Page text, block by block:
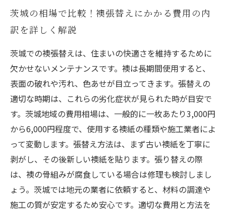
茨城の相場で比較！襖張替えにかかる費用の内
訳を詳しく解説
茨城での襖張替えは、住まいの快適さを維持するために
欠かせないメンテナンスです。襖は長期間使用すると、
表面の破れや汚れ、色あせが目立ってきます。張替えの
適切な時期は、これらの劣化症状が見られた時が目安で
す。茨城地域の費用相場は、一般的に一枚あたり3,000円
から6,000円程度で、使用する襖紙の種類や施工業者によ
って変動します。張替え方法は、まず古い襖紙を丁寧に
剥がし、その後新しい襖紙を貼ります。張り替えの際
は、襖の骨組みが腐食している場合は修理も検討しまし
ょう。茨城では地元の業者に依頼すると、材料の調達や
施工の質が安定するため安心です。適切な費用と方法を